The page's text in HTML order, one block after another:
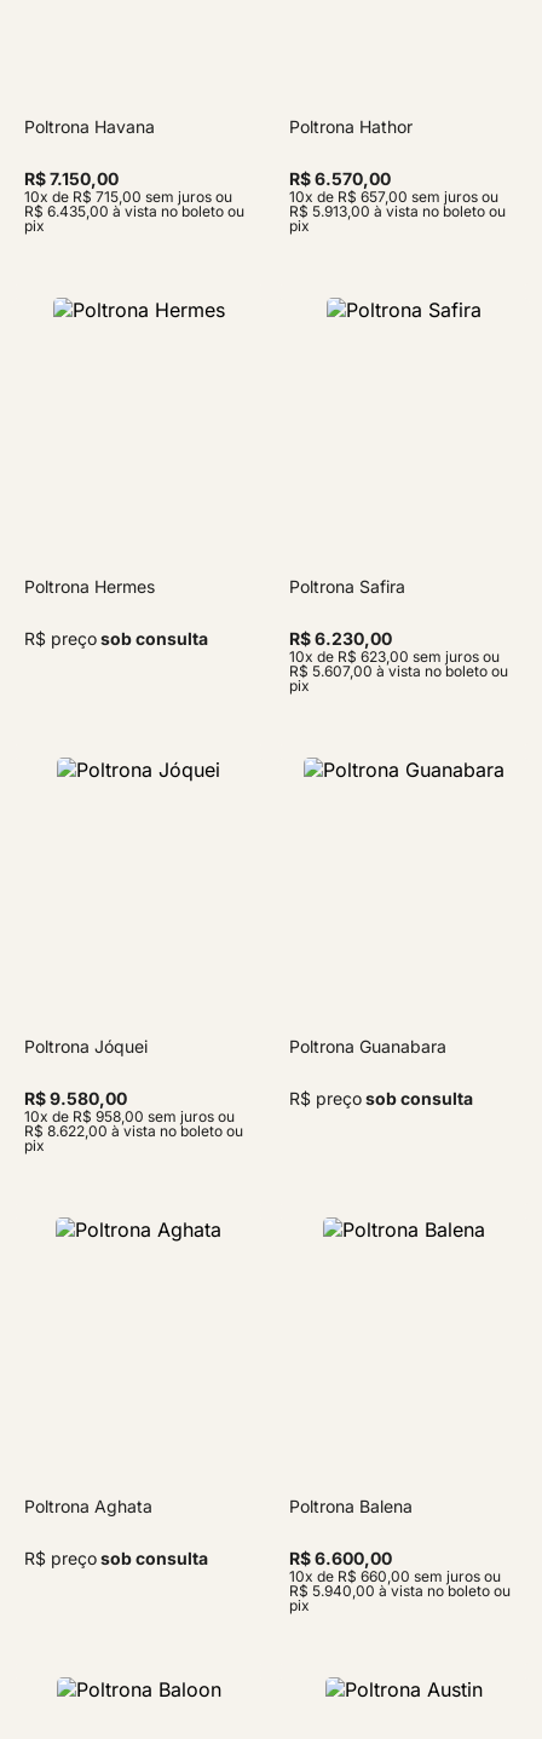
Poltrona Havana
R$ 7.150,00
10x de R$ 715,00 sem juros ou
R$ 6.435,00 à vista no boleto ou
pix
Poltrona Hathor
R$ 6.570,00
10x de R$ 657,00 sem juros ou
R$ 5.913,00 à vista no boleto ou
pix
Poltrona Hermes
R$ preçosob consulta
Poltrona Safira
R$ 6.230,00
10x de R$ 623,00 sem juros ou
R$ 5.607,00 à vista no boleto ou
pix
Poltrona Jóquei
R$ 9.580,00
10x de R$ 958,00 sem juros ou
R$ 8.622,00 à vista no boleto ou
pix
Poltrona Guanabara
R$ preçosob consulta
Poltrona Aghata
R$ preçosob consulta
Poltrona Balena
R$ 6.600,00
10x de R$ 660,00 sem juros ou
R$ 5.940,00 à vista no boleto ou
pix